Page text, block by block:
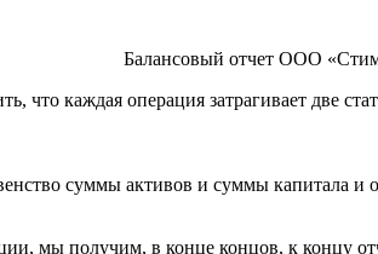
Балансовый отчет ООО
что каждая операция затрагивает две
суммы активов и суммы капитала
мы получим, в конце концов, к концу